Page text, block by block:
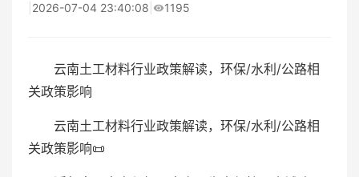
2026-07-04 23:40:08 1195
云南土工材料行业政策解读，环保/水利/公路相
关政策影响
云南土工材料行业政策解读，环保/水利/公路相
关政策影响📜